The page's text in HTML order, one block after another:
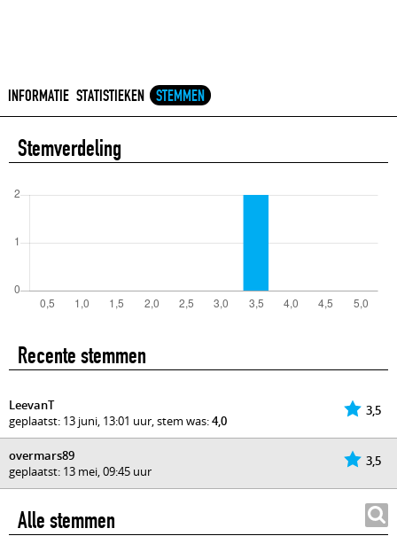
INFORMATIE STATISTIEKEN STEMMEN
Stemverdeling
Recente stemmen
3,5
LeevanT
geplaatst: 13 juni, 13:01 uur, stem was:4,0
3,5
overmars89
geplaatst: 13 mei, 09:45 uur
Alle stemmen